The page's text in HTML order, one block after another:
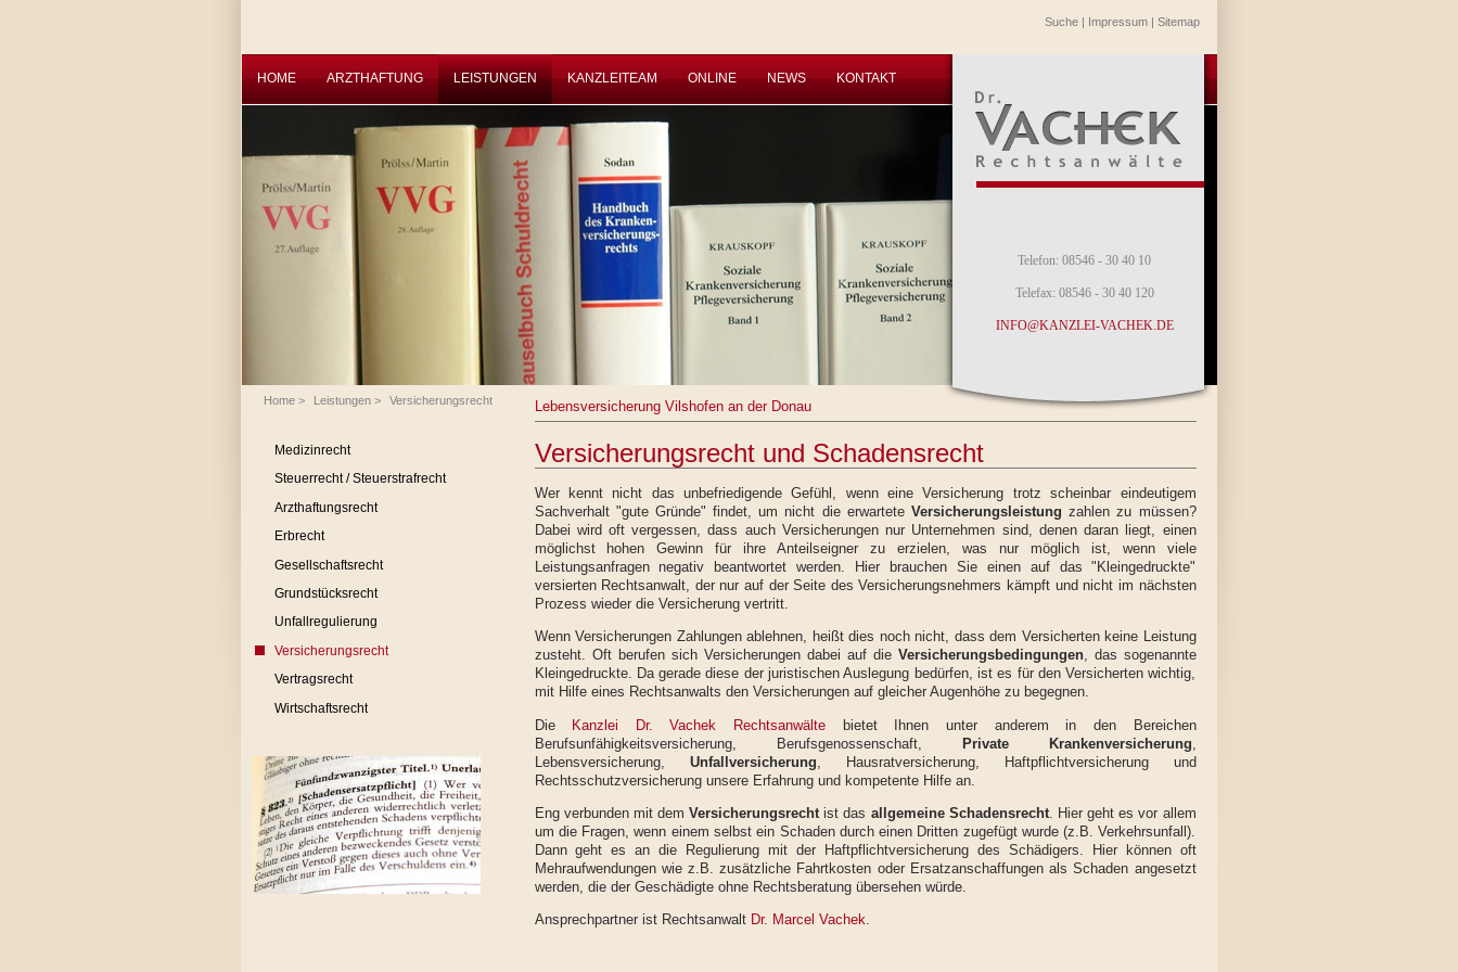
Suche| Impressum| Sitemap
HOME ARZTHAFTUNG LEISTUNGEN KANZLEITEAM ONLINE NEWS KONTAKT
Telefon: 08546 - 30 40 10
Telefax: 08546 - 30 40 120
INFO@KANZLEI-VACHEK.DE
Home> Leistungen> Versicherungsrecht
Medizinrecht
Steuerrecht / Steuerstrafrecht
Arzthaftungsrecht
Erbrecht
Gesellschaftsrecht
Grundstücksrecht
Unfallregulierung
Versicherungsrecht
Vertragsrecht
Wirtschaftsrecht
Lebensversicherung Vilshofen an der Donau
Versicherungsrecht und Schadensrecht
Wer kennt nicht das unbefriedigende Gefühl, wenn eine Versicherung trotz scheinbar eindeutigem
Sachverhalt "gute Gründe" findet, um nicht die erwartete Versicherungsleistung zahlen zu müssen?
Dabei wird oft vergessen, dass auch Versicherungen nur Unternehmen sind, denen daran liegt, einen
möglichst hohen Gewinn für ihre Anteilseigner zu erzielen, was nur möglich ist, wenn viele
Leistungsanfragen negativ beantwortet werden. Hier brauchen Sie einen auf das "Kleingedruckte"
versierten Rechtsanwalt, der nur auf der Seite des Versicherungsnehmers kämpft und nicht im nächsten
Prozess wieder die Versicherung vertritt.
Wenn Versicherungen Zahlungen ablehnen, heißt dies noch nicht, dass dem Versicherten keine Leistung
zusteht. Oft berufen sich Versicherungen dabei auf die Versicherungsbedingungen, das sogenannte
Kleingedruckte. Da gerade diese der juristischen Auslegung bedürfen, ist es für den Versicherten wichtig,
mit Hilfe eines Rechtsanwalts den Versicherungen auf gleicher Augenhöhe zu begegnen.
Die Kanzlei Dr. Vachek Rechtsanwälte bietet Ihnen unter anderem in den Bereichen
Berufsunfähigkeitsversicherung, Berufsgenossenschaft, Private Krankenversicherung
Lebensversicherung, Unfallversicherung , Hausratversicherung, Haftpflichtversicherung und
Rechtsschutzversicherung unsere Erfahrung und kompetente Hilfe an.
Eng verbunden mit demVersicherungsrecht ist das allgemeine Schadensrecht. Hier geht es vor allem
um die Fragen, wenn einem selbst ein Schaden durch einen Dritten zugefügt wurde (z.B. Verkehrsunfall).
Dann geht es an die Regulierung mit der Haftpflichtversicherung des Schädigers. Hier können oft
Mehraufwendungen wie z.B. zusätzliche Fahrtkosten oder Ersatzanschaffungen als Schaden angesetzt
werden, die der Geschädigte ohne Rechtsberatung übersehen würde.
Ansprechpartner ist Rechtsanwalt Dr. Marcel Vachek.